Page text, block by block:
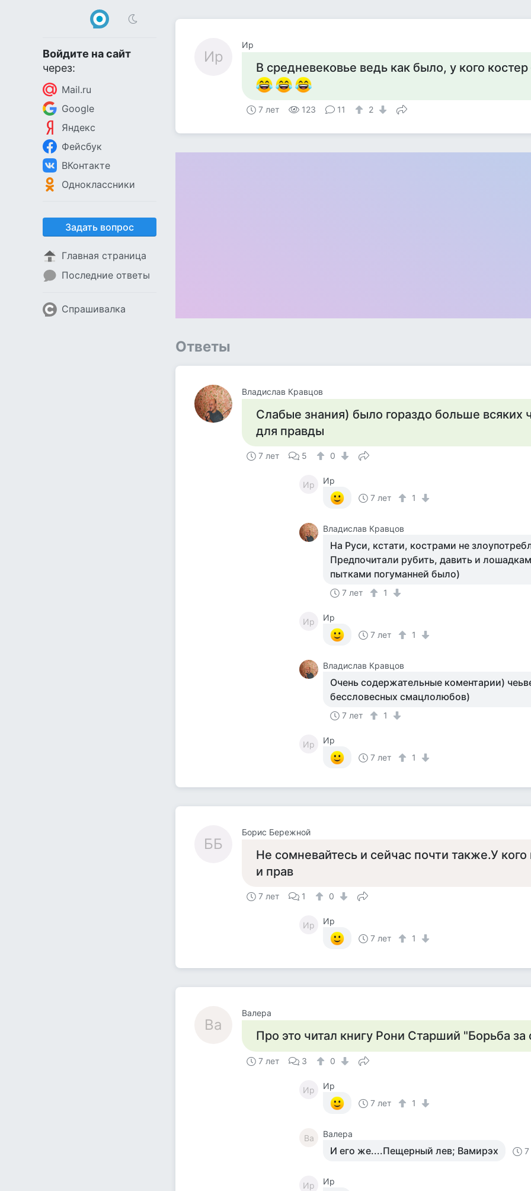
Войдите на сайт
через:
Mail.ru
Google
Яндекс
Фейсбук
ВКонтакте
Одноклассники
Задать вопрос
Главная страница
Последние ответы
Спрашивалка
Ир
Ир
В средневековье ведь как было, у кого
7 лет 123 11 2
Ответы
Владислав Кравцов
Слабые знания) было гораздо больше всяких
для правды
7 лет 5 0
Ир
Ир
7 лет
1
Владислав Кравцов
На Руси, кстати, кострами не
Предпочитали рубить, давить и
пытками погуманней было)
7 лет 1
Ир
Ир
7 лет
1
Владислав Кравцов
Очень содержательные коментарии)
бессловесных смацлолюбов)
7 лет 1
Ир
Ир
7 лет
1
ББ
Борис Бережной
Не сомневайтесь и сейчас почти также.У кого
и прав
7 лет 1 0
Ир
Ир
7 лет
1
Ва
Валера
Про это читал книгу Рони Старший "Борьба за
7 лет 3 0
Ир
Ир
7 лет
1
Ва Валера
И его же....Пещерный лев; Вамирэх 7
Ир
Ир